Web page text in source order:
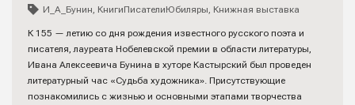
И_А_Бунин, КнигиПисателиЮбиляры, Книжная выставка
К 155 — летию со дня рождения известного русского поэта и
писателя, лауреата Нобелевской премии в области литературы,
Ивана Алексеевича Бунина в хуторе Кастырский был проведен
литературный час «Судьба художника». Присутствующие
познакомились с жизнью и основными этапами творчества